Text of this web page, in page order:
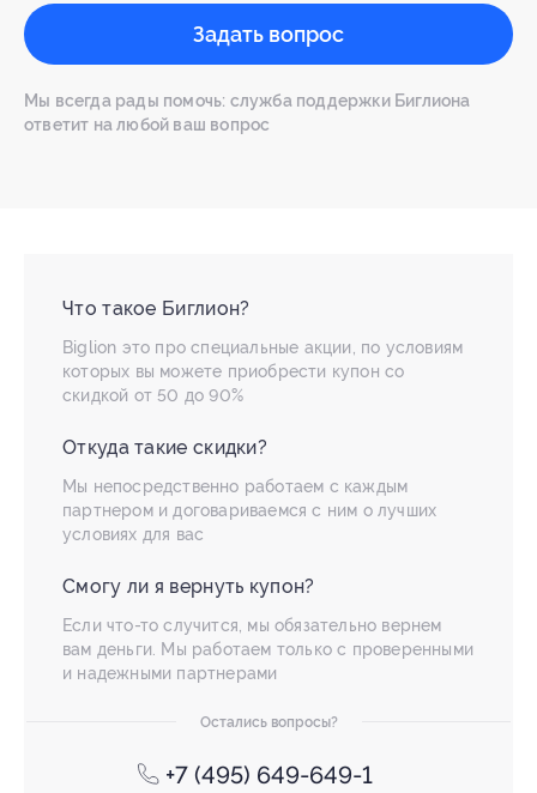
Задать вопрос
Мы всегда рады помочь: служба поддержки Биглиона
ответит на любой ваш вопрос
Что такое Биглион?
Biglion это про специальные акции, по условиям
которых вы можете приобрести купон со
скидкой от 50 до 90%
Откуда такие скидки?
Мы непосредственно работаем с каждым
партнером и договариваемся с ним о лучших
условиях для вас
Смогу ли я вернуть купон?
Если что-то случится, мы обязательно вернем
вам деньги. Мы работаем только с проверенными
и надежными партнерами
Остались вопросы?
+7 (495) 649-649-1